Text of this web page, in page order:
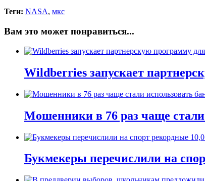
Теги: NASA, мкс
Вам это может понравиться...
Wildberries запускает
Мошенники в 76 раз чаще стали
Букмекеры перечислили на